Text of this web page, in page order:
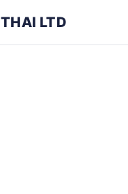
THAI LTD